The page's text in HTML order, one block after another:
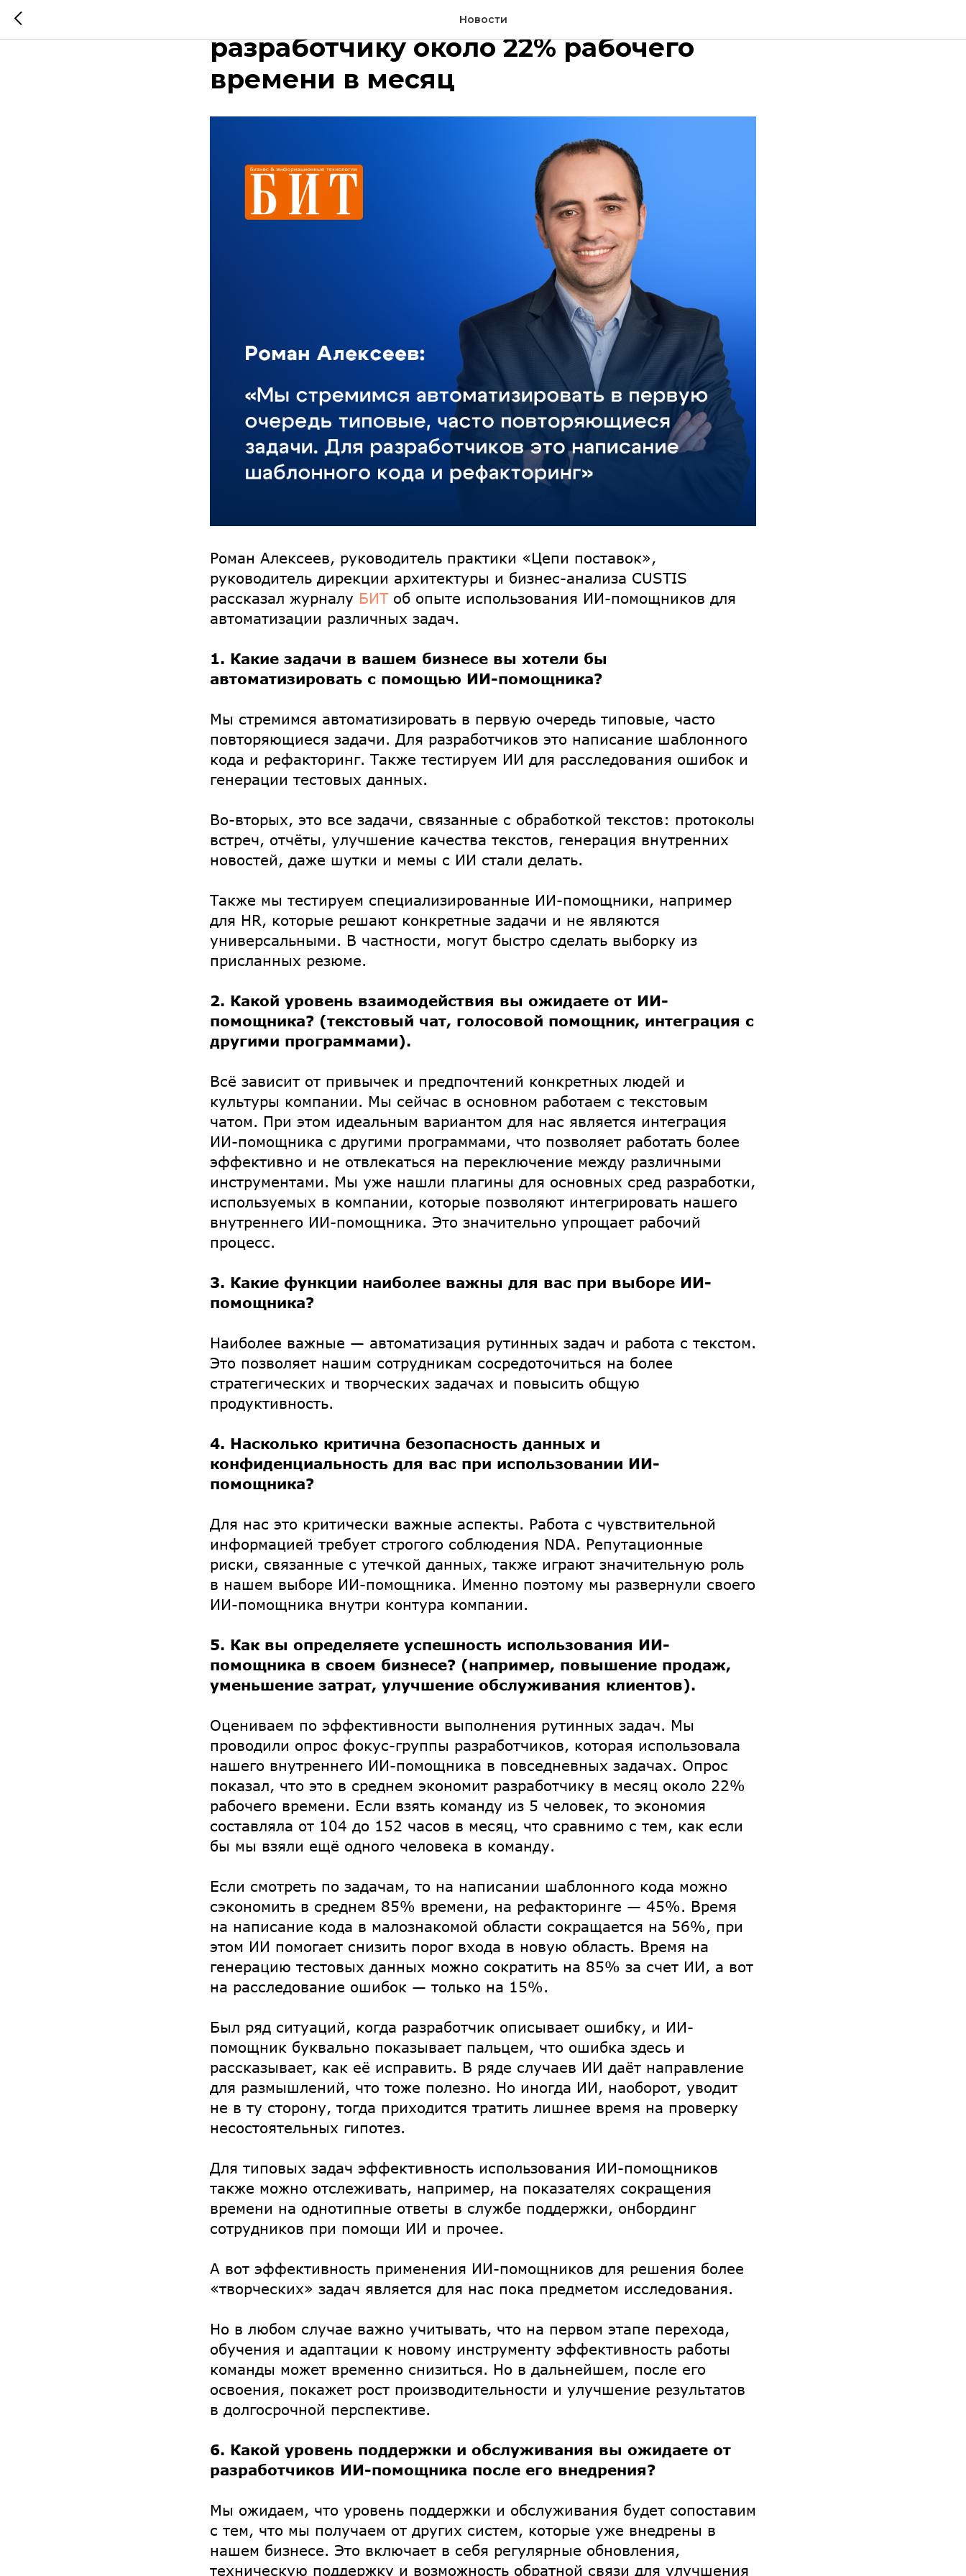
Новости
ИИ-помощник может экономить
разработчику около 22% рабочего
времени в месяц
Роман Алексеев, руководитель практики «Цепи поставок»,
руководитель дирекции архитектуры и бизнес-анализа CUSTIS
рассказал журналу БИТоб опыте использования ИИ-помощников для
автоматизации различных задач.
1. Какие задачи в вашем бизнесе вы хотели бы
автоматизировать с помощью ИИ-помощника?
Мы стремимся автоматизировать в первую очередь типовые, часто
повторяющиеся задачи. Для разработчиков это написание шаблонного
кода и рефакторинг. Также тестируем ИИ для расследования ошибок и
генерации тестовых данных.
Во-вторых, это все задачи, связанные с обработкой текстов: протоколы
встреч, отчёты, улучшение качества текстов, генерация внутренних
новостей, даже шутки и мемы с ИИ стали делать.
Также мы тестируем специализированные ИИ-помощники, например
для HR, которые решают конкретные задачи и не являются
универсальными. В частности, могут быстро сделать выборку из
присланных резюме.
2. Какой уровень взаимодействия вы ожидаете от ИИ-
помощника? (текстовый чат, голосовой помощник, интеграция с
другими программами).
Всё зависит от привычек и предпочтений конкретных людей и
культуры компании. Мы сейчас в основном работаем с текстовым
чатом. При этом идеальным вариантом для нас является интеграция
ИИ-помощника с другими программами, что позволяет работать более
эффективно и не отвлекаться на переключение между различными
инструментами. Мы уже нашли плагины для основных сред разработки,
используемых в компании, которые позволяют интегрировать нашего
внутреннего ИИ-помощника. Это значительно упрощает рабочий
процесс.
3. Какие функции наиболее важны для вас при выборе ИИ-
помощника?
Наиболее важные — автоматизация рутинных задач и работа с текстом.
Это позволяет нашим сотрудникам сосредоточиться на более
стратегических и творческих задачах и повысить общую
продуктивность.
4. Насколько критична безопасность данных и
конфиденциальность для вас при использовании ИИ-
помощника?
Для нас это критически важные аспекты. Работа с чувствительной
информацией требует строгого соблюдения NDA. Репутационные
риски, связанные с утечкой данных, также играют значительную роль
в нашем выборе ИИ-помощника. Именно поэтому мы развернули своего
ИИ-помощника внутри контура компании.
5. Как вы определяете успешность использования ИИ-
помощника в своем бизнесе? (например, повышение продаж,
уменьшение затрат, улучшение обслуживания клиентов).
Оцениваем по эффективности выполнения рутинных задач. Мы
проводили опрос фокус-группы разработчиков, которая использовала
нашего внутреннего ИИ-помощника в повседневных задачах. Опрос
показал, что это в среднем экономит разработчику в месяц около 22%
рабочего времени. Если взять команду из 5 человек, то экономия
составляла от 104 до 152 часов в месяц, что сравнимо с тем, как если
бы мы взяли ещё одного человека в команду.
Если смотреть по задачам, то на написании шаблонного кода можно
сэкономить в среднем 85% времени, на рефакторинге — 45%. Время
на написание кода в малознакомой области сокращается на 56%, при
этом ИИ помогает снизить порог входа в новую область. Время на
генерацию тестовых данных можно сократить на 85% за счет ИИ, а вот
на расследование ошибок — только на 15%.
Был ряд ситуаций, когда разработчик описывает ошибку, и ИИ-
помощник буквально показывает пальцем, что ошибка здесь и
рассказывает, как её исправить. В ряде случаев ИИ даёт направление
для размышлений, что тоже полезно. Но иногда ИИ, наоборот, уводит
не в ту сторону, тогда приходится тратить лишнее время на проверку
несостоятельных гипотез.
Для типовых задач эффективность использования ИИ-помощников
также можно отслеживать, например, на показателях сокращения
времени на однотипные ответы в службе поддержки, онбординг
сотрудников при помощи ИИ и прочее.
А вот эффективность применения ИИ-помощников для решения более
«творческих» задач является для нас пока предметом исследования.
Но в любом случае важно учитывать, что на первом этапе перехода,
обучения и адаптации к новому инструменту эффективность работы
команды может временно снизиться. Но в дальнейшем, после его
освоения, покажет рост производительности и улучшение результатов
в долгосрочной перспективе.
6. Какой уровень поддержки и обслуживания вы ожидаете от
разработчиков ИИ-помощника после его внедрения?
Мы ожидаем, что уровень поддержки и обслуживания будет сопоставим
с тем, что мы получаем от других систем, которые уже внедрены в
нашем бизнесе. Это включает в себя регулярные обновления,
техническую поддержку и возможность обратной связи для улучшения